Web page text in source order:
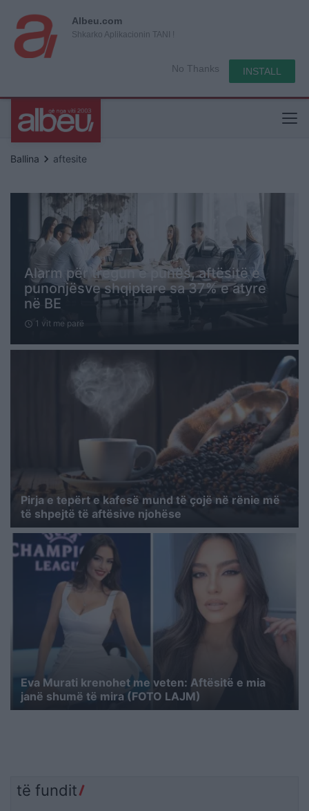
Albeu.com
Shkarko Aplikacionin TANI !
No Thanks INSTALL
Ballina keyboard_arrow_right aftesite
Alarm për tregun e punës, aftësitë e
punonjësve shqiptare sa 37% e atyre
në BE
schedule 1 vit me parë
Pirja e tepërt e kafesë mund të çojë në rënie më
të shpejtë të aftësive njohëse
Eva Murati krenohet me veten: Aftësitë e mia
janë shumë të mira (FOTO LAJM)
të fundit